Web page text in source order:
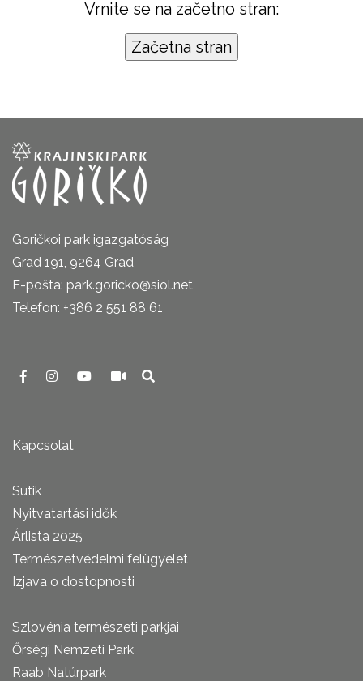
Vrnite se na začetno stran:
Goričkoi park igazgatóság
Grad 191, 9264 Grad
E-pošta: park.goricko@siol.net
Telefon: +386 2 551 88 61
Kapcsolat
Sütik
Nyitvatartási idők
Árlista 2025
Természetvédelmi felügyelet
Izjava o dostopnosti
Szlovénia természeti parkjai
Őrségi Nemzeti Park
Raab Natúrpark